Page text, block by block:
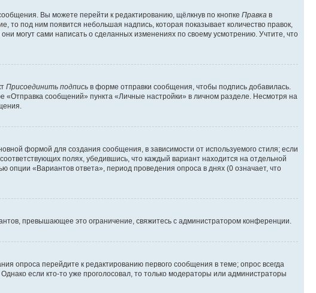
Вы можете перейти к редактированию, щёлкнув по кнопке Правка в
то под ним появится небольшая надпись, которая показывает количество правок,
могут сами написать о сделанных изменениях по своему усмотрению. Учтите, что
Присоединить подпись в форме отправки сообщения, чтобы подпись добавилась.
сообщений» пункта «Личные настройки» в личном разделе. Несмотря на
формой для создания сообщения, в зависимости от используемого стиля; если
полях, убедившись, что каждый вариант находится на отдельной
опции «Вариантов ответа», период проведения опроса в днях (0 означает, что
превышающее это ограничение, свяжитесь с администратором конференции.
опроса перейдите к редактированию первого сообщения в теме; опрос всегда
если кто-то уже проголосовал, то только модераторы или администраторы